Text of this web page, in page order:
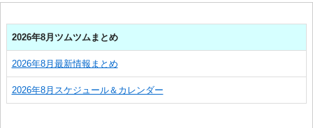
2026年8月ツムツムまとめ
2026年8月最新情報まとめ
2026年8月スケジュール＆カレンダー